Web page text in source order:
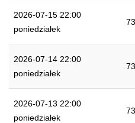
2026-07-15 22:00
poniedziałek
2026-07-14 22:00
poniedziałek
2026-07-13 22:00
poniedziałek